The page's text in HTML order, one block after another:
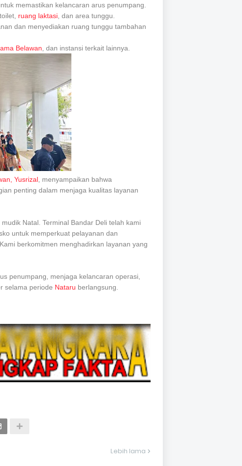
memastikan kelancaran arus penumpang.
ruang laktasi , dan area tunggu.
dan menyediakan ruang tunggu tambahan
Belawan , dan instansi terkait lainnya.
Yusrizal , menyampaikan bahwa
penting dalam menjaga kualitas layanan
Natal. Terminal Bandar Deli telah kami
untuk memperkuat pelayanan dan
berkomitmen menghadirkan layanan yang
penumpang, menjaga kelancaran operasi,
selama periode Nataru berlangsung.
Lebih lama